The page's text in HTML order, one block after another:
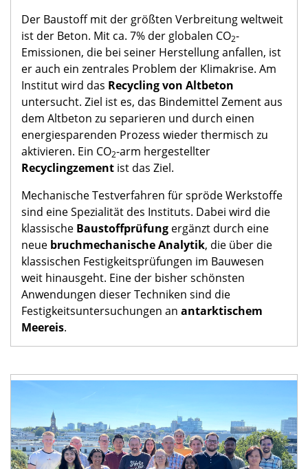
Der Baustoff mit der größten Verbreitung weltweit
ist der Beton. Mit ca. 7% der globalen CO2-
Emissionen, die bei seiner Herstellung anfallen, ist
er auch ein zentrales Problem der Klimakrise. Am
Institut wird das Recycling von Altbeton
untersucht. Ziel ist es, das Bindemittel Zement aus
dem Altbeton zu separieren und durch einen
energiesparenden Prozess wieder thermisch zu
aktivieren. Ein CO2-arm hergestellter
Recyclingzement ist das Ziel.
Mechanische Testverfahren für spröde Werkstoffe
sind eine Spezialität des Instituts. Dabei wird die
klassische Baustoffprüfung ergänzt durch eine
neue bruchmechanische Analytik, die über die
klassischen Festigkeitsprüfungen im Bauwesen
weit hinausgeht. Eine der bisher schönsten
Anwendungen dieser Techniken sind die
Festigkeitsuntersuchungen an antarktischem
Meereis.